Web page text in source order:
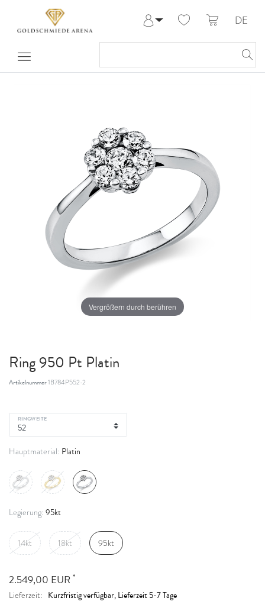
Meine Bestellungen
DE
Vergrößern durch berühren
Ring 950 Pt Platin
Artikelnummer1B784P552-2
RINGWEITE
Hauptmaterial: Platin
Legierung: 95kt
14kt 18kt 95kt
2.549,00 EUR *
Lieferzeit: Kurzfristig verfügbar, Lieferzeit 5-7 Tage